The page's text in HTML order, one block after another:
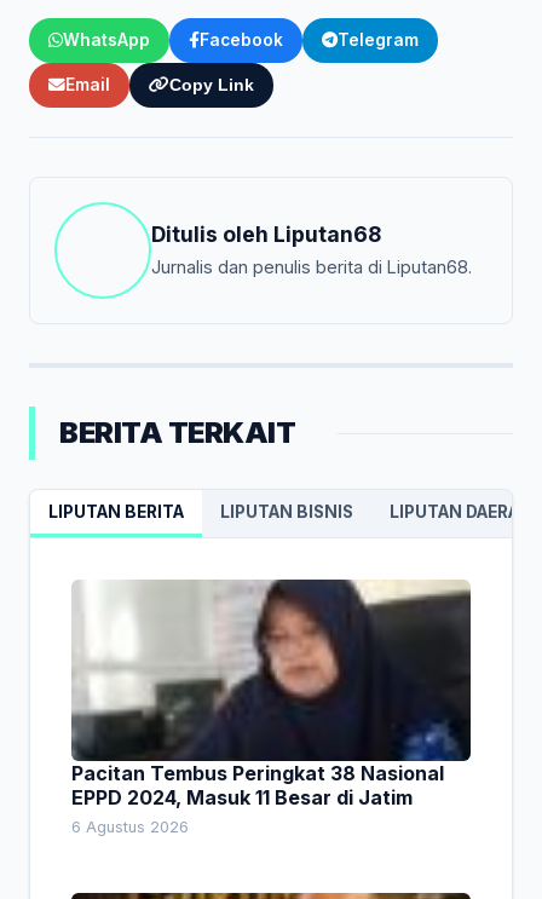
WhatsApp Facebook Telegram
Email Copy Link
Ditulis oleh Liputan68
Jurnalis dan penulis berita di Liputan68.
BERITA TERKAIT
LIPUTAN BERITA LIPUTAN BISNIS LIPUTAN DAERAH
Pacitan Tembus Peringkat 38 Nasional
EPPD 2024, Masuk 11 Besar di Jatim
6 Agustus 2026